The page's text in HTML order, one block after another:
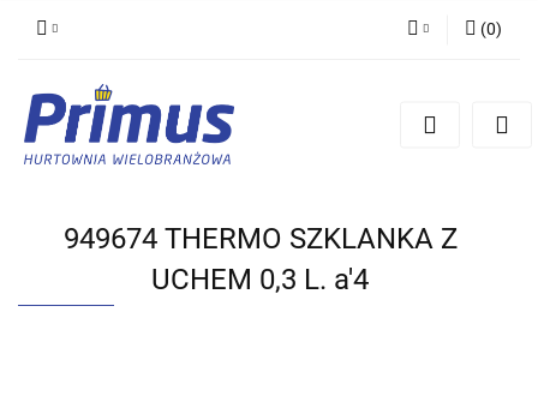
Zarejestruj się
(0)
949674 THERMO SZKLANKA Z
UCHEM 0,3 L. a'4